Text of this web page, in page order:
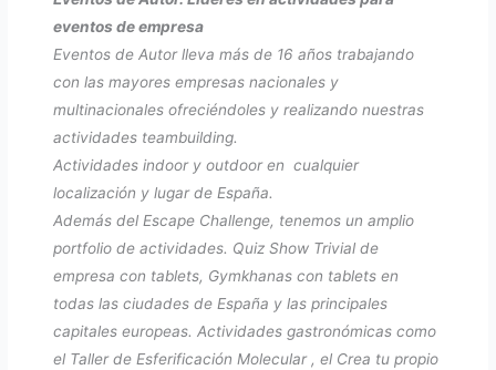
eventos de empresa
Eventos de Autor lleva más de 16 años trabajando
con las mayores empresas nacionales y
multinacionales ofreciéndoles y realizando nuestras
actividades teambuilding.
Actividades indoor y outdoor en cualquier
localización y lugar de España.
Además del Escape Challenge, tenemos un amplio
portfolio de actividades. Quiz Show Trivial de
empresa con tablets, Gymkhanas con tablets en
todas las ciudades de España y las principales
capitales europeas. Actividades gastronómicas como
el Taller de Esferificación Molecular , el Crea tu propio